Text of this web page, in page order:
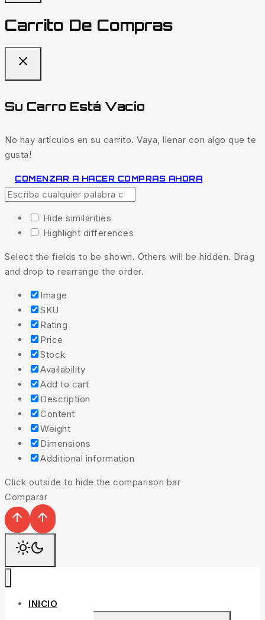
Carrito De Compras
Su Carro Está Vacío
No hay artículos en su carrito. Vaya, llenar con algo que te
gusta!
COMENZAR A HACER COMPRAS AHORA
Hide similarities
Highlight differences
Select the fields to be shown. Others will be hidden. Drag
and drop to rearrange the order.
Image
SKU
Rating
Price
Stock
Availability
Add to cart
Description
Content
Weight
Dimensions
Additional information
Click outside to hide the comparison bar
Comparar
INICIO